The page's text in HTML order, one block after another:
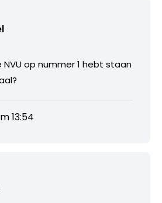
op nummer 1 hebt staan
13:54